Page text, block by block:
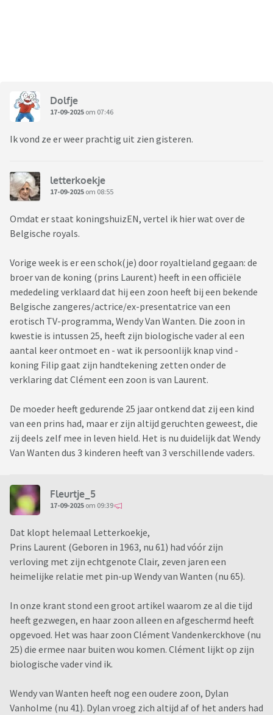
Dolfje
17-09-2025 om 07:46
Ik vond ze er weer prachtig uit zien gisteren.
letterkoekje
17-09-2025 om 08:55
Omdat er staat koningshuizEN, vertel ik hier wat over de
Belgische royals.
Vorige week is er een schok(je) door royaltieland gegaan: de
broer van de koning (prins Laurent) heeft in een officiële
mededeling verklaard dat hij een zoon heeft bij een bekende
Belgische zangeres/actrice/ex-presentatrice van een
erotisch TV-programma, Wendy Van Wanten. Die zoon in
kwestie is intussen 25, heeft zijn biologische vader al een
aantal keer ontmoet en - wat ik persoonlijk knap vind -
koning Filip gaat zijn handtekening zetten onder de
verklaring dat Clément een zoon is van Laurent.
De moeder heeft gedurende 25 jaar ontkend dat zij een kind
van een prins had, maar er zijn altijd geruchten geweest, die
zij deels zelf mee in leven hield. Het is nu duidelijk dat Wendy
Van Wanten dus 3 kinderen heeft van 3 verschillende vaders.
Fleurtje_5
17-09-2025 om 09:39
Dat klopt helemaal Letterkoekje,
Prins Laurent (Geboren in 1963, nu 61) had vóór zijn
verloving met zijn echtgenote Clair, zeven jaren een
heimelijke relatie met pin-up Wendy van Wanten (nu 65).
In onze krant stond een groot artikel waarom ze al die tijd
heeft gezwegen, en haar zoon alleen en afgeschermd heeft
opgevoed. Het was haar zoon Clément Vandenkerckhove (nu
25) die ermee naar buiten wou komen. Clément lijkt op zijn
biologische vader vind ik.
Wendy van Wanten heeft nog een oudere zoon, Dylan
Vanholme (nu 41). Dylan vroeg zich altijd af of het anders had